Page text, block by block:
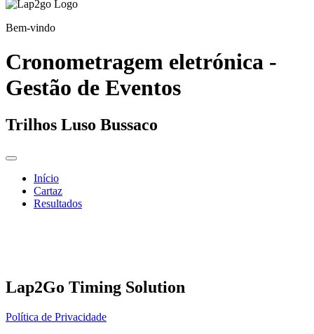
Bem-vindo
Cronometragem eletrónica -
Gestão de Eventos
Trilhos Luso Bussaco
Início
Cartaz
Resultados
Lap2Go Timing Solution
Política de Privacidade